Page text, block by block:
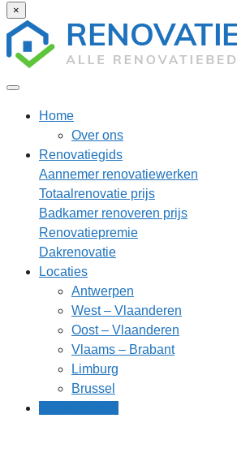
×
Home
Over ons
Renovatiegids
Aannemer renovatiewerken
Totaalrenovatie prijs
Badkamer renoveren prijs
Renovatiepremie
Dakrenovatie
Locaties
Antwerpen
West – Vlaanderen
Oost – Vlaanderen
Vlaams – Brabant
Limburg
Brussel